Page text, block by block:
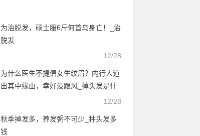
为治脱发，硕士服6斤何首乌身亡！_治
脱发
12/28
为什么医生不提倡女生纹眉？内行人道
出其中缘由，幸好没跟风_掉头发是什
12/28
秋季掉发多，养发粥不可少_种头发多
钱